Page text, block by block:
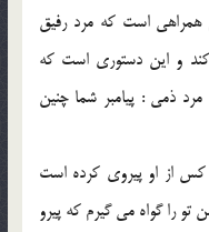
است كه مرد رفيق
و اين دستوري است كه
مرد ذمي : پيامبر شما چنين
از او پيروي كرده است
تو را گواه مي گيرم كه پيرو